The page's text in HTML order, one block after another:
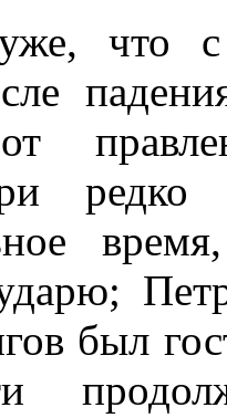
что с
редко
был